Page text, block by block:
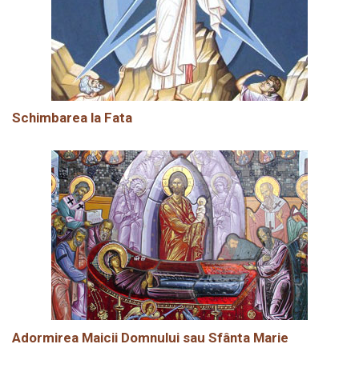
Schimbarea la Fata
Adormirea Maicii Domnului sau Sfânta Marie